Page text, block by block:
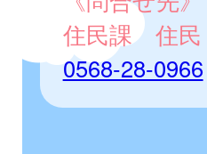
住民課 住民
0568-28-0966